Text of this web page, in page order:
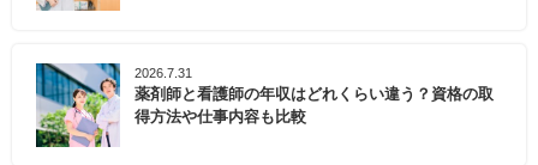
2026.7.31
薬剤師と看護師の年収はどれくらい違う？資格の取
得方法や仕事内容も比較